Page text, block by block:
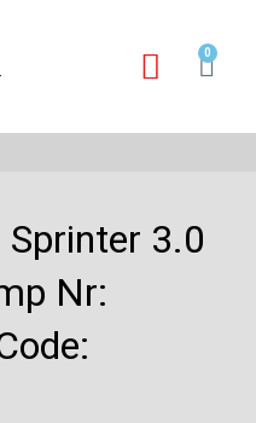
0
Sprinter 3.0
Nr: